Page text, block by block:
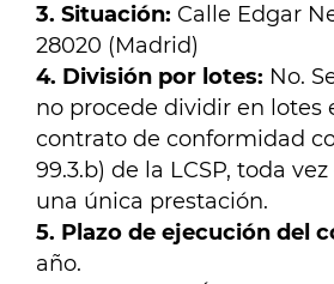
3. Situación: Calle Edgar
28020 (Madrid)
4. División por lotes: No.
no procede dividir en lotes
contrato de conformidad
99.3.b) de la LCSP, toda
una única prestación.
5. Plazo de ejecución del
año.